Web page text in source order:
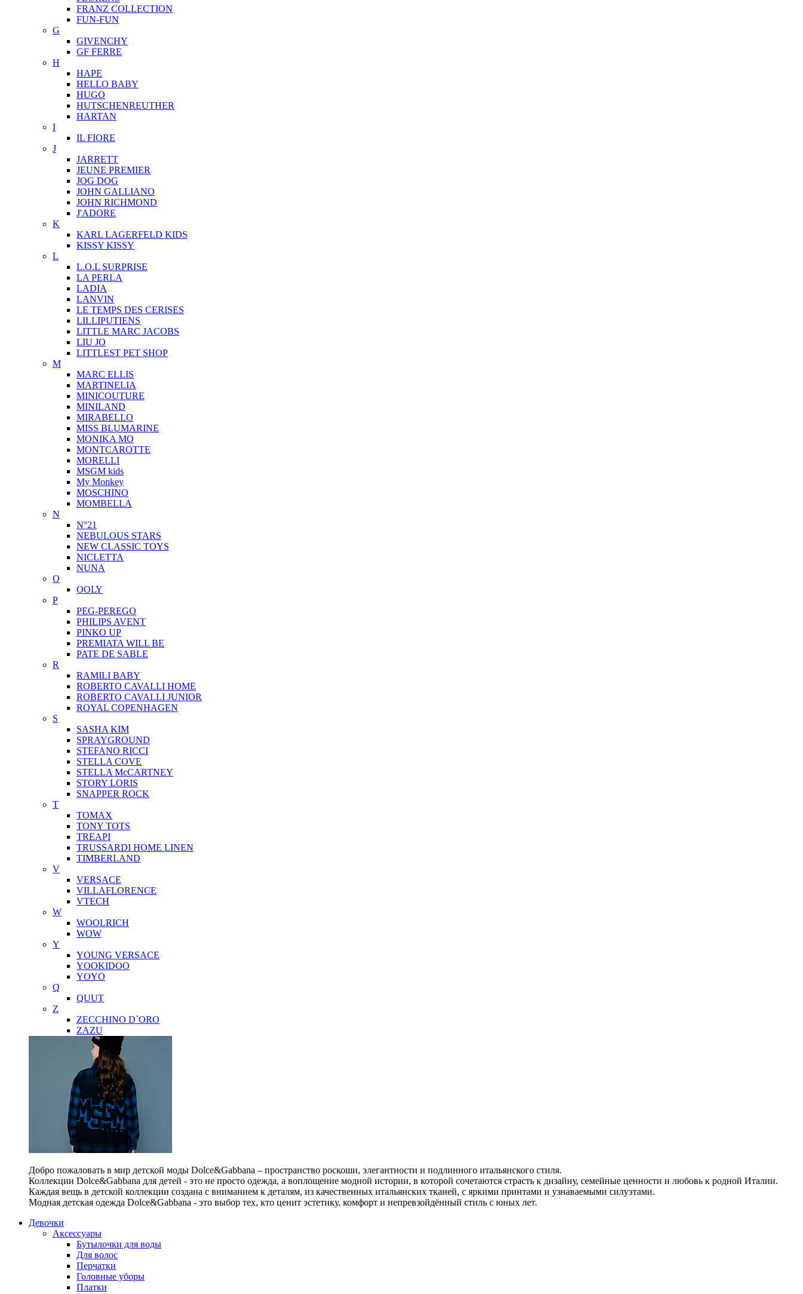
FRANZ COLLECTION
FUN-FUN
G
GIVENCHY
GF FERRE
H
HAPE
HELLO BABY
HUGO
HUTSCHENREUTHER
HARTAN
I
IL FIORE
J
JARRETT
JEUNE PREMIER
JOG DOG
JOHN GALLIANO
JOHN RICHMOND
J'ADORE
K
KARL LAGERFELD KIDS
KISSY KISSY
L
L.O.L SURPRISE
LA PERLA
LADIA
LANVIN
LE TEMPS DES CERISES
LILLIPUTIENS
LITTLE MARC JACOBS
LIU JO
LITTLEST PET SHOP
M
MARC ELLIS
MARTINELIA
MINICOUTURE
MINILAND
MIRABELLO
MISS BLUMARINE
MONIKA MO
MONTCAROTTE
MORELLI
MSGM kids
My Monkey
MOSCHINO
MOMBELLA
N
N°21
NEBULOUS STARS
NEW CLASSIC TOYS
NICLETTA
NUNA
O
OOLY
P
PEG-PEREGO
PHILIPS AVENT
PINKO UP
PREMIATA WILL BE
PATE DE SABLE
R
RAMILI BABY
ROBERTO CAVALLI HOME
ROBERTO CAVALLI JUNIOR
ROYAL COPENHAGEN
S
SASHA KIM
SPRAYGROUND
STEFANO RICCI
STELLA COVE
STELLA McCARTNEY
STORY LORIS
SNAPPER ROCK
T
TOMAX
TONY TOTS
TREAPI
TRUSSARDI HOME LINEN
TIMBERLAND
V
VERSACE
VILLAFLORENCE
VTECH
W
WOOLRICH
WOW
Y
YOUNG VERSACE
YOOKIDOO
YOYO
Q
QUUT
Z
ZECCHINO D`ORO
ZAZU
Добро пожаловать в мир детской моды Dolce&Gabbana – пространство роскоши, элегантности и подлинного итальянского стиля.
Коллекции Dolce&Gabbana для детей - это не просто одежда, а воплощение модной истории, в которой сочетаются страсть к дизайну, семейные ценности и любовь к родной Италии.
Каждая вещь в детской коллекции создана с вниманием к деталям, из качественных итальянских тканей, с яркими принтами и узнаваемыми силуэтами.
Модная детская одежда Dolce&Gabbana - это выбор тех, кто ценит эстетику, комфорт и непревзойдённый стиль с юных лет.
Девочки
Аксессуары
Бутылочки для воды
Для волос
Перчатки
Головные уборы
Платки